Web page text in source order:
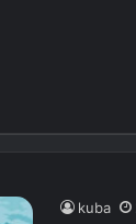
kuba